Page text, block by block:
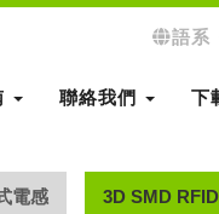
語系
聯絡我們 下
電感 3D SMD